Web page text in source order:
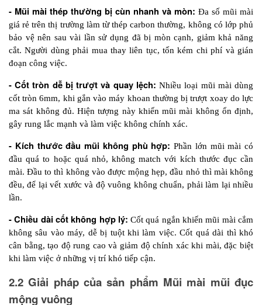
- Mũi mài thép thường bị cùn nhanh và mòn: Đa số mũi mài
giá rẻ trên thị trường làm từ thép carbon thường, không có lớp phủ
bảo vệ nên sau vài lần sử dụng đã bị mòn cạnh, giảm khả năng
cắt. Người dùng phải mua thay liên tục, tốn kém chi phí và gián
đoạn công việc.
- Cốt tròn dễ bị trượt và quay lệch: Nhiều loại mũi mài dùng
cốt tròn 6mm, khi gắn vào máy khoan thường bị trượt xoay do lực
ma sát không đủ. Hiện tượng này khiến mũi mài không ổn định,
gây rung lắc mạnh và làm việc không chính xác.
- Kích thước đầu mũi không phù hợp: Phần lớn mũi mài có
đầu quá to hoặc quá nhỏ, không match với kích thước đục cần
mài. Đầu to thì không vào được mộng hẹp, đầu nhỏ thì mài không
đều, để lại vết xước và độ vuông không chuẩn, phải làm lại nhiều
lần.
- Chiều dài cốt không hợp lý: Cốt quá ngắn khiến mũi mài cắm
không sâu vào máy, dễ bị tuột khi làm việc. Cốt quá dài thì khó
cân bằng, tạo độ rung cao và giảm độ chính xác khi mài, đặc biệt
khi làm việc ở những vị trí khó tiếp cận.
2.2 Giải pháp của sản phẩm Mũi mài mũi đục
mộng vuông